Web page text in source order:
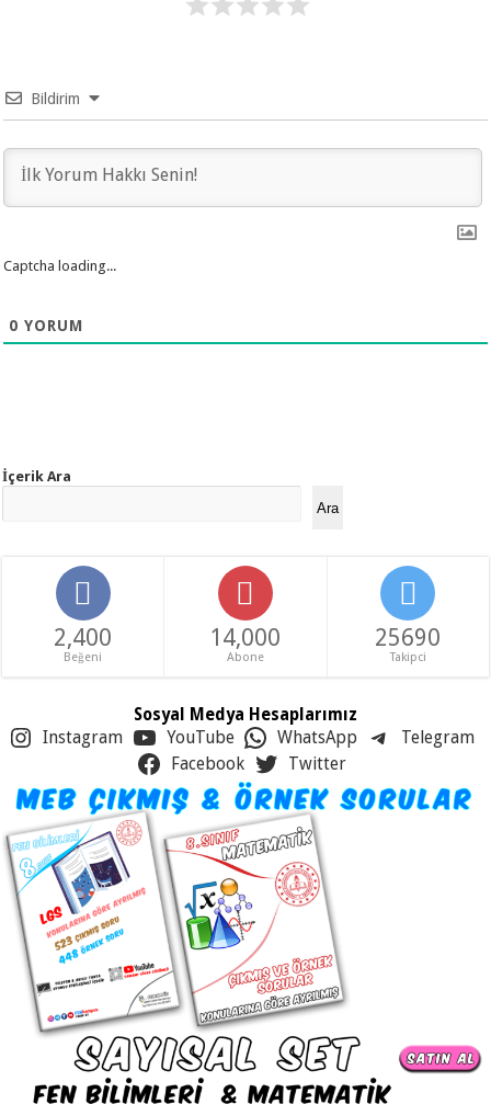
Bildirim
Captcha loading...
0 YORUM
İçerik Ara
Ara
2,400
Beğeni
14,000
Abone
25690
Takipci
Sosyal Medya Hesaplarımız
Instagram YouTube WhatsApp
Telegram
Facebook
Twitter